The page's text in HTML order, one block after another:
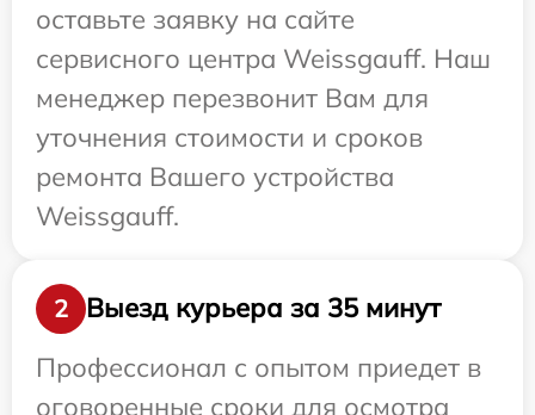
оставьте заявку на сайте
сервисного центра Weissgauff. Наш
менеджер перезвонит Вам для
уточнения стоимости и сроков
ремонта Вашего устройства
Weissgauff.
2
Выезд курьера за 35 минут
Профессионал с опытом приедет в
оговоренные сроки для осмотра